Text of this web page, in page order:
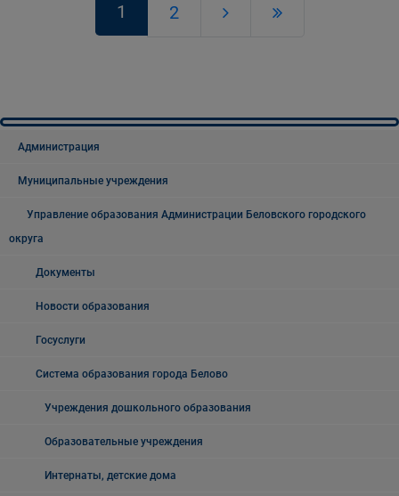
1 2
Администрация
Муниципальные учреждения
Управление образования Администрации Беловского городского
округа
Документы
Новости образования
Госуслуги
Система образования города Белово
Учреждения дошкольного образования
Образовательные учреждения
Интернаты, детские дома